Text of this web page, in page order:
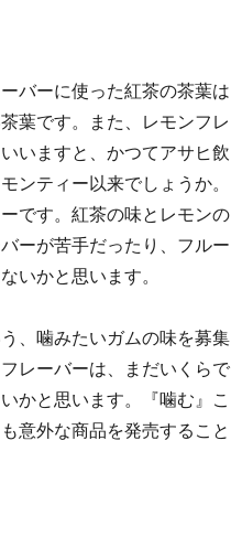
バーに使った紅茶の茶葉は
葉です。また、レモンフレ
いますと、かつてアサヒ飲
ンティー以来でしょうか。
です。紅茶の味とレモンの
ーが苦手だったり、フルー
いかと思います。
、噛みたいガムの味を募集
レーバーは、まだいくらで
かと思います。『噛む』こ
意外な商品を発売すること